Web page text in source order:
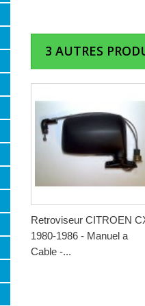
3 AUTRES
Retroviseur CITROEN
1980-1986 - Manuel a
Cable -...